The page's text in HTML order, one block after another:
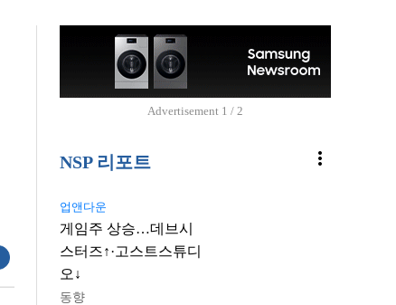
Advertisement 2 / 2
NSP 리포트 more_vert
업앤다운
게임주 상승…데브시
스터즈↑·고스트스튜디
오↓
동향